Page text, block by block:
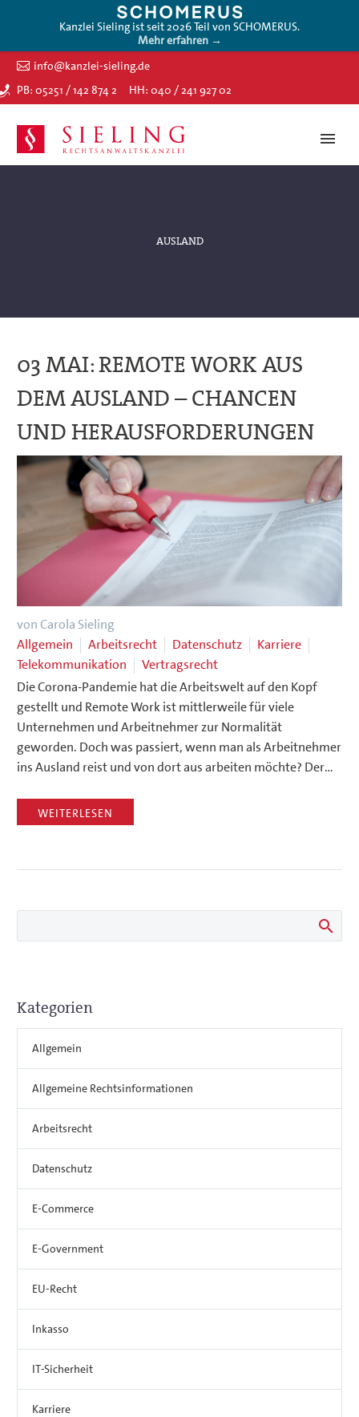
Kanzlei Sieling ist seit 2026 Teil von SCHOMERUS.
Mehr erfahren →
info@kanzlei-sieling.de
PB: 05251 / 142 874 2
HH: 040 / 241 927 02
AUSLAND
03 MAI:REMOTE WORK AUS
DEM AUSLAND – CHANCEN
UND HERAUSFORDERUNGEN
von Carola Sieling
Allgemein
Arbeitsrecht Datenschutz
Karriere
Telekommunikation
Vertragsrecht
Die Corona-Pandemie hat die Arbeitswelt auf den Kopf
gestellt und Remote Work ist mittlerweile für viele
Unternehmen und Arbeitnehmer zur Normalität
geworden. Doch was passiert, wenn man als Arbeitnehmer
ins Ausland reist und von dort aus arbeiten möchte? Der…
WEITERLESEN
Kategorien
Allgemein
Allgemeine Rechtsinformationen
Arbeitsrecht
Datenschutz
E-Commerce
E-Government
EU-Recht
Inkasso
IT-Sicherheit
Karriere